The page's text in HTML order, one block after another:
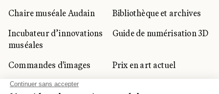
Chaire muséale Audain
Bibliothèque et archives
Incubateur d’innovations
muséales
Guide de numérisation 3D
Commandes d'images
Prix en art actuel
Prix Lynne-Cohen